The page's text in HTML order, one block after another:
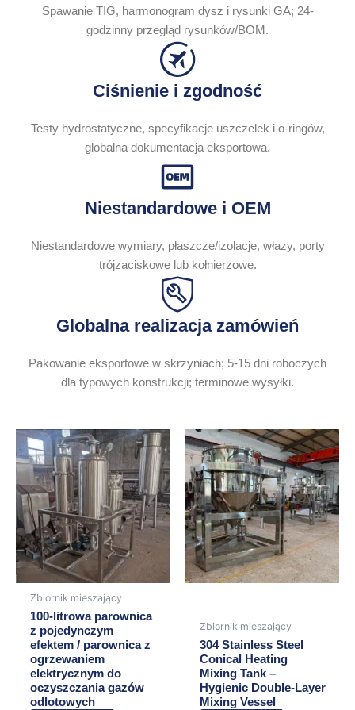
Spawanie TIG, harmonogram dysz i rysunki GA; 24-
godzinny przegląd rysunków/BOM.
Ciśnienie i zgodność
Testy hydrostatyczne, specyfikacje uszczelek i o-ringów,
globalna dokumentacja eksportowa.
Niestandardowe i OEM
Niestandardowe wymiary, płaszcze/izolacje, włazy, porty
trójzaciskowe lub kołnierzowe.
Globalna realizacja zamówień
Pakowanie eksportowe w skrzyniach; 5-15 dni roboczych
dla typowych konstrukcji; terminowe wysyłki.
Zbiornik mieszający
100-litrowa parownica
z pojedynczym
efektem / parownica z
ogrzewaniem
elektrycznym do
oczyszczania gazów
odlotowych
Zbiornik mieszający
304 Stainless Steel
Conical Heating
Mixing Tank –
Hygienic Double-Layer
Mixing Vessel